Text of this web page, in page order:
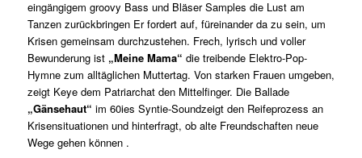
eingängigem groovy Bass und Bläser Samples die Lust am
Tanzen zurückbringen Er fordert auf, füreinander da zu sein, um
Krisen gemeinsam durchzustehen. Frech, lyrisch und voller
Bewunderung ist „Meine Mama“ die treibende Elektro-Pop-
Hymne zum alltäglichen Muttertag. Von starken Frauen umgeben,
zeigt Keye dem Patriarchat den Mittelfinger. Die Ballade
„Gänsehaut“ im 60ies Syntie-Soundzeigt den Reifeprozess an
Krisensituationen und hinterfragt, ob alte Freundschaften neue
Wege gehen können .